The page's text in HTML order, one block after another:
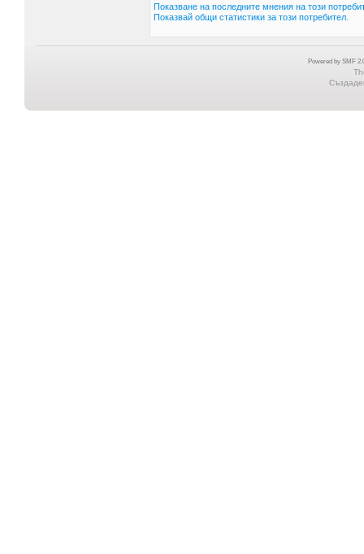
Показване на последните мнения на този
Показвай общи статистики за този потребител.
Powered by SMF